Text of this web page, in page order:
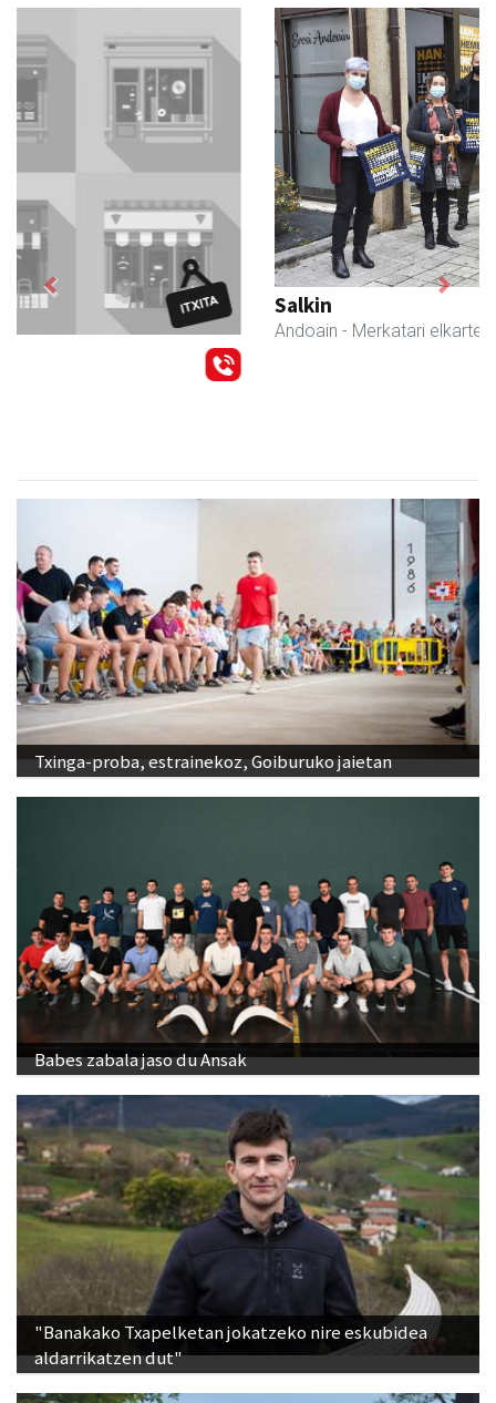
Salkin
Andoain - Merkatari elkarteak
Next
Txinga-proba, estrainekoz, Goiburuko jaietan
Babes zabala jaso du Ansak
"Banakako Txapelketan jokatzeko nire eskubidea
aldarrikatzen dut"